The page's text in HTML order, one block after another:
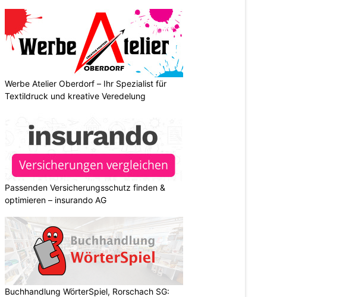
Werbe Atelier Oberdorf – Ihr Spezialist für
Textildruck und kreative Veredelung
Passenden Versicherungsschutz finden &
optimieren – insurando AG
Buchhandlung WörterSpiel, Rorschach SG: